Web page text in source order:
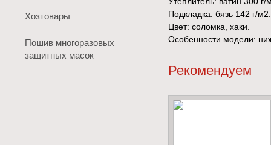
Хозтовары
Пошив многоразовых
защитных масок
Подкладка: бязь 142 г/м2.
Цвет: соломка, хаки.
Особенности модели:
Рекомендуем